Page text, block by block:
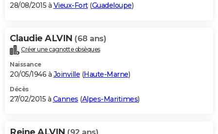
28/08/2015 à Vieux-Fort(Guadeloupe)
Claudie ALVIN (68 ans)
Créer une cagnotte obsèques
Naissance
20/05/1946 à Joinville (Haute-Marne)
Décès
27/02/2015 à Cannes (Alpes-Maritimes)